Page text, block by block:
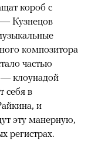
короб с
Кузнецов
композитора
частью
— клоунадой
себя в
и
эту манерную,
регистрах.